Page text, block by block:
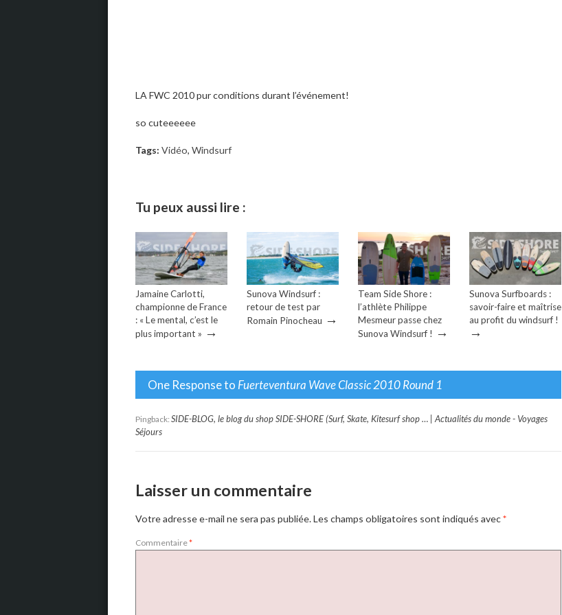
LA FWC 2010 pur conditions durant l’événement!
so cuteeeeee
Tags: Vidéo, Windsurf
Tu peux aussi lire :
Jamaine Carlotti,
championne de France
: « Le mental, c’est le
plus important » →
Sunova Windsurf :
retour de test par
Romain Pinocheau →
Team Side Shore :
l’athlète Philippe
Mesmeur passe chez
Sunova Windsurf ! →
Sunova Surfboards :
savoir-faire et maîtrise
au profit du windsurf !
→
One Response to Fuerteventura Wave Classic 2010 Round 1
Pingback: SIDE-BLOG, le blog du shop SIDE-SHORE (Surf, Skate, Kitesurf shop … | Actualités du monde - Voyages
Séjours
Laisser un commentaire
Votre adresse e-mail ne sera pas publiée.Les champs obligatoires sont indiqués avec*
Commentaire*